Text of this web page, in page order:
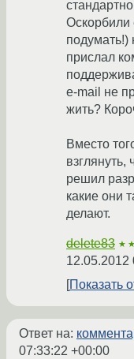
Оскорбили
подумать!)
прислал
e-mail не
жить?
Вместо
взглянуть,
решил
какие они
делают.
delete83 ★★
12.05.2012
Показать
Ответ на:
07:33:22 +00:00